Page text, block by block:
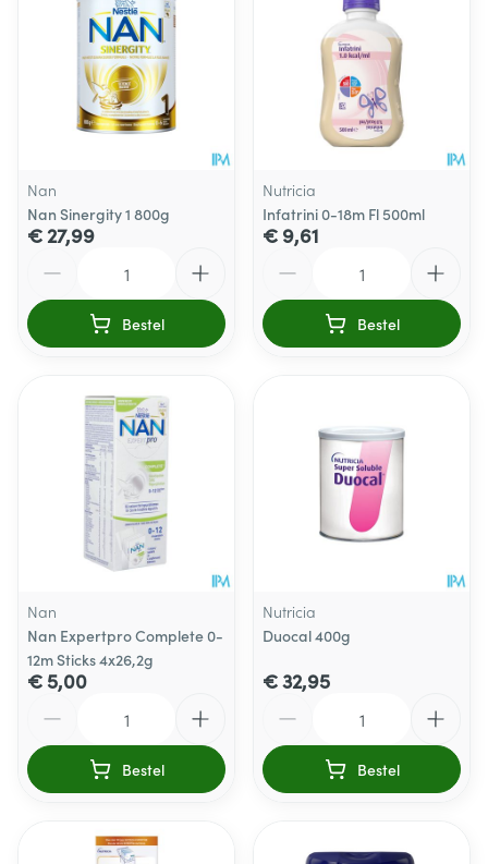
Nan
Nan Sinergity 1 800g
€ 27,99
Bestel
Nutricia
Infatrini 0-18m Fl 500ml
€ 9,61
Bestel
Nan
Nan Expertpro Complete 0-
12m Sticks 4x26,2g
€ 5,00
Bestel
Nutricia
Duocal 400g
€ 32,95
Bestel